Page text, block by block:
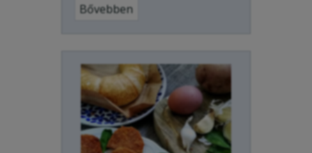
Bővebben